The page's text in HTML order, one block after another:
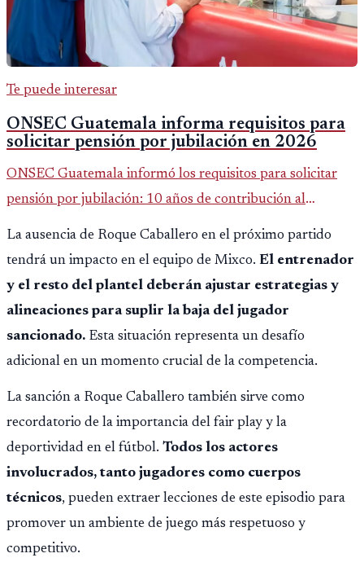
Te puede interesar
ONSEC Guatemala informa requisitos para
solicitar pensión por jubilación en 2026
ONSEC Guatemala informó los requisitos para solicitar
pensión por jubilación: 10 años de contribución al
Montepío y 50 años de edad, o 20 años de servicio sin
importar edad.
La ausencia de Roque Caballero en el próximo partido
tendrá un impacto en el equipo de Mixco. El entrenador
y el resto del plantel deberán ajustar estrategias y
alineaciones para suplir la baja del jugador
sancionado. Esta situación representa un desafío
adicional en un momento crucial de la competencia.
La sanción a Roque Caballero también sirve como
recordatorio de la importancia del fair play y la
deportividad en el fútbol. Todos los actores
involucrados, tanto jugadores como cuerpos
técnicos, pueden extraer lecciones de este episodio para
promover un ambiente de juego más respetuoso y
competitivo.